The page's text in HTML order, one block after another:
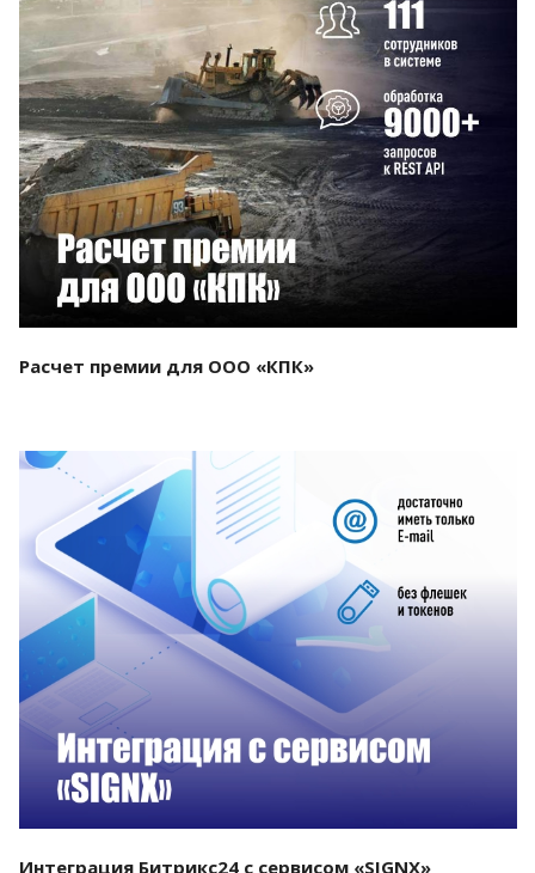
Смотреть проект
Расчет премии для ООО «КПК»
Смотреть проект
Интеграция Битрикс24 с сервисом «SIGNX»